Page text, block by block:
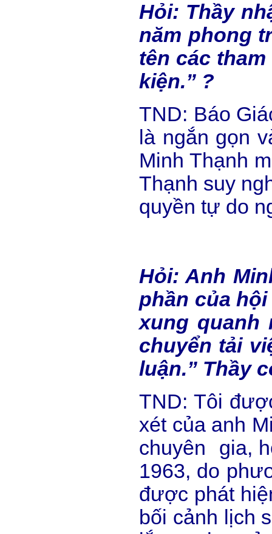
Hỏi: Thầy
năm phong
tên các
kiện.” ?
TND: Báo
là ngắn gọn
Minh Thạnh
Thạnh suy
quyền tự do
Hỏi: Anh
phần của
xung quanh
chuyển tải
luận.” Thầy
TND: Tôi
xét của anh
chuyên gia,
1963, do
được phát
bối cảnh lịch